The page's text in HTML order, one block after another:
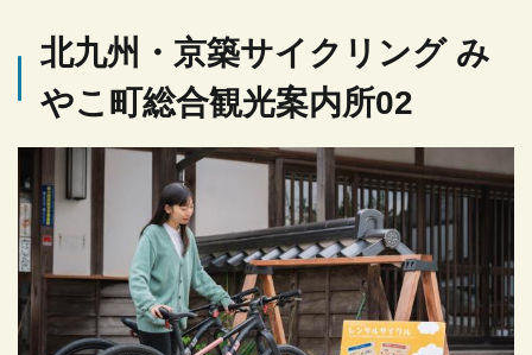
北九州・京築サイクリング み
やこ町総合観光案内所02